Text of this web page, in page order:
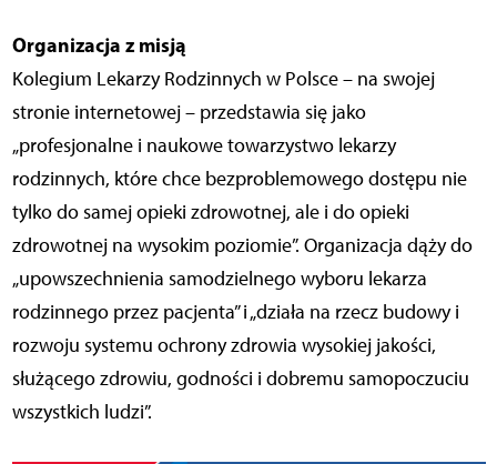
Organizacja z misją
Kolegium Lekarzy Rodzinnych w Polsce – na swojej
stronie internetowej – przedstawia się jako
„profesjonalne i naukowe towarzystwo lekarzy
rodzinnych, które chce bezproblemowego dostępu nie
tylko do samej opieki zdrowotnej, ale i do opieki
zdrowotnej na wysokim poziomie”. Organizacja dąży do
„upowszechnienia samodzielnego wyboru lekarza
rodzinnego przez pacjenta” i „działa na rzecz budowy i
rozwoju systemu ochrony zdrowia wysokiej jakości,
służącego zdrowiu, godności i dobremu samopoczuciu
wszystkich ludzi”.